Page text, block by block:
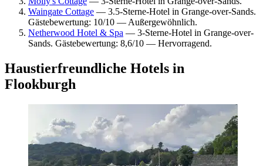
Waingate Cottage — 3.5-Sterne-Hotel in Grange-over-Sands.
Gästebewertung: 10/10 — Außergewöhnlich.
Netherwood Hotel & Spa — 3-Sterne-Hotel in Grange-over-
Sands. Gästebewertung: 8,6/10 — Hervorragend.
Haustierfreundliche Hotels in
Flookburgh